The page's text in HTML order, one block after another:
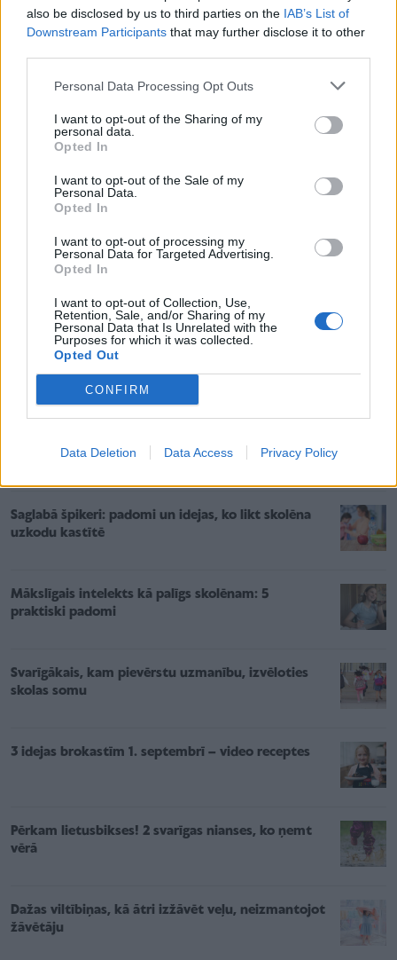
also be disclosed by us to third parties on the IAB’s List of
Downstream Participants that may further disclose it to other
Personal Data Processing Opt Outs
I want to opt-out of the Sharing of my
personal data.
Opted In
I want to opt-out of the Sale of my
Personal Data.
Opted In
I want to opt-out of processing my
Personal Data for Targeted Advertising.
Opted In
I want to opt-out of Collection, Use,
Retention, Sale, and/or Sharing of my
Personal Data that Is Unrelated with the
Purposes for which it was collected.
Opted Out
CONFIRM
Data Deletion Data Access Privacy Policy
Ja apģērbu iegādājas, vadoties no ilgstspējas
viedokļa, tad tas bērnam jāpērk mazliet lielāks, nekā
nepieciešams iegādes brīdī. Ikdienasapģērbu,
piemēram, T-kreklu, džemperīti, džinsa jaku, droši
visu mācību gadu. Pretējā gadījumā var rasties
situācija, ka veikalā apģērbs der kā uzliets, bet pēc
mēneša piedurknes jau ir par īsu un nepieciešams
pirkt jaunu. Turklāt bērnam tas neradīs nekādas
apģērbi. Tādās drēbēs būs arī vieglāk kustēties.
Atceries!
Apavi gan būtu jāiegādājas atbilstošā izmērā, tāpēc
jārēķinās, ka uz tiem sezonas laikā var nākties
iztērēt vairāk naudas – bērniem pēda aug
neprognozējami.
Saglabā špikeri: padomi un idejas, ko likt skolēna
uzkodu kastītē
Mākslīgais intelekts kā palīgs skolēnam: 5
praktiski padomi
Svarīgākais, kam pievērstu uzmanību, izvēloties
skolas somu
3 idejas brokastīm 1. septembrī – video receptes
Pērkam lietusbikses! 2 svarīgas nianses, ko ņemt
vērā
Dažas viltībiņas, kā ātri izžāvēt veļu, neizmantojot
žāvētāju